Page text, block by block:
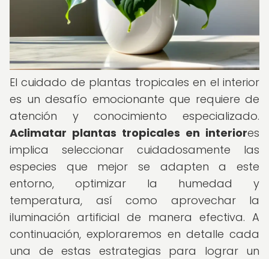
El cuidado de plantas tropicales en el interior
es un desafío emocionante que requiere de
atención y conocimiento especializado.
Aclimatar plantas tropicales en interiores
implica seleccionar cuidadosamente las
especies que mejor se adapten a este
entorno, optimizar la humedad y
temperatura, así como aprovechar la
iluminación artificial de manera efectiva. A
continuación, exploraremos en detalle cada
una de estas estrategias para lograr un